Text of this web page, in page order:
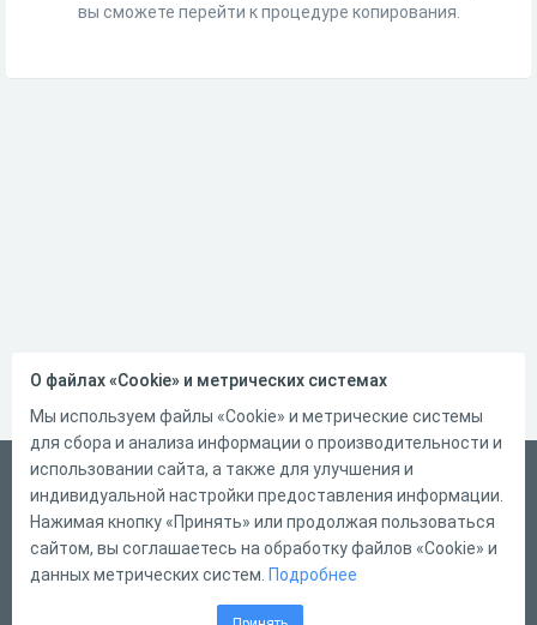
вы сможете перейти к процедуре копирования.
Русский
Справка
Форма обратной связи
О файлах «Cookie» и метрических системах
Мы используем файлы «Cookie» и метрические системы
для сбора и анализа информации о производительности и
использовании сайта, а также для улучшения и
индивидуальной настройки предоставления информации.
Нажимая кнопку «Принять» или продолжая пользоваться
сайтом, вы соглашаетесь на обработку файлов «Cookie» и
данных метрических систем. Подробнее